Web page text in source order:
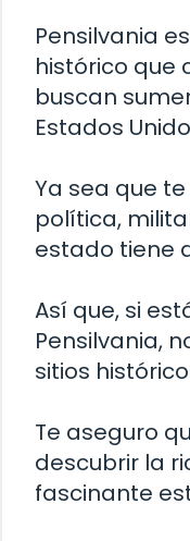
Pensilvania
histórico que
buscan
Estados
Ya sea que
política,
estado tiene
Así que, si
Pensilvania,
sitios
Te aseguro
descubrir la
fascinante